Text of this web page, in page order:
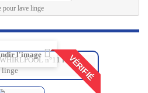
pour lave linge
VÉRIFIÉ
l'image